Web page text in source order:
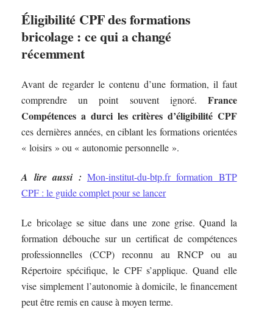
Éligibilité CPF des formations
bricolage : ce qui a changé
récemment
Avant de regarder le contenu d’une formation, il faut
comprendre un point souvent ignoré. France
Compétences a durci les critères d’éligibilité CPF
ces dernières années, en ciblant les formations orientées
« loisirs » ou « autonomie personnelle ».
A lire aussi : Mon-institut-du-btp.fr formation BTP
CPF : le guide complet pour se lancer
Le bricolage se situe dans une zone grise. Quand la
formation débouche sur un certificat de compétences
professionnelles (CCP) reconnu au RNCP ou au
Répertoire spécifique, le CPF s’applique. Quand elle
vise simplement l’autonomie à domicile, le financement
peut être remis en cause à moyen terme.